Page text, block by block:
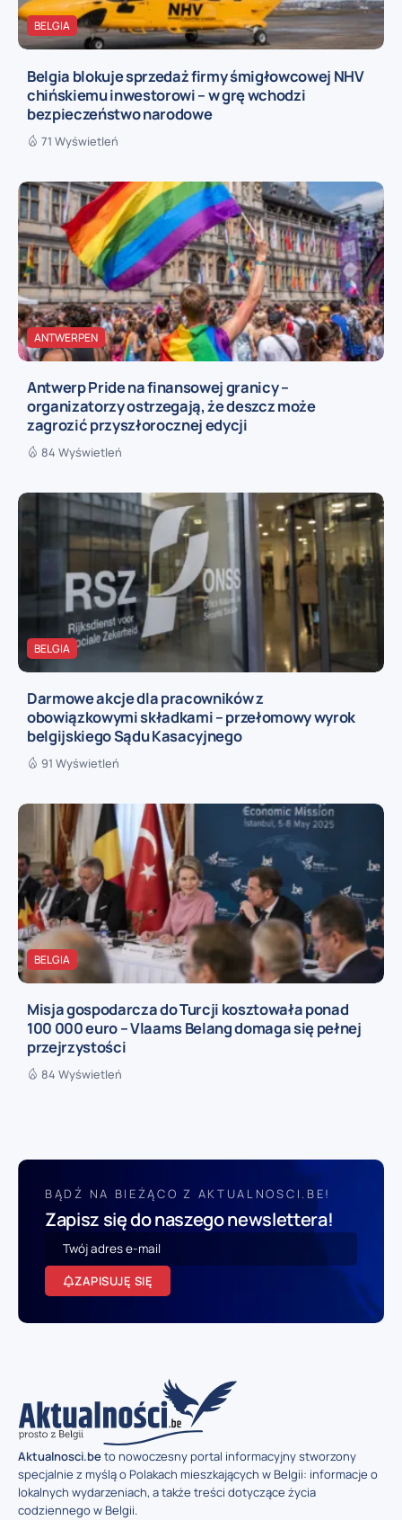
BELGIA
Belgia blokuje sprzedaż firmy śmigłowcowej NHV
chińskiemu inwestorowi – w grę wchodzi
bezpieczeństwo narodowe
71 Wyświetleń
ANTWERPEN
Antwerp Pride na finansowej granicy –
organizatorzy ostrzegają, że deszcz może
zagrozić przyszłorocznej edycji
84 Wyświetleń
BELGIA
Darmowe akcje dla pracowników z
obowiązkowymi składkami – przełomowy wyrok
belgijskiego Sądu Kasacyjnego
91 Wyświetleń
BELGIA
Misja gospodarcza do Turcji kosztowała ponad
100 000 euro – Vlaams Belang domaga się pełnej
przejrzystości
84 Wyświetleń
BĄDŹ NA BIEŻĄCO Z AKTUALNOSCI.BE!
Zapisz się do naszego newslettera!
ZAPISUJĘ SIĘ
Aktualnosci.beto nowoczesny portal informacyjny stworzony
specjalnie z myślą o Polakach mieszkających w Belgii: informacje o
lokalnych wydarzeniach, a także treści dotyczące życia
codziennego w Belgii.